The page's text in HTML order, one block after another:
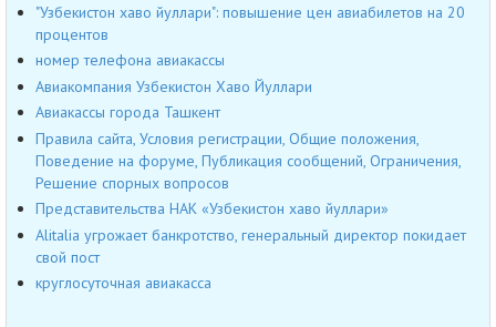
"Узбекистон хаво йуллари": повышение цен авиабилетов на 20
процентов
номер телефона авиакассы
Авиакомпания Узбекистон Хаво Йуллари
Авиакассы города Ташкент
Правила сайта, Условия регистрации, Общие положения,
Поведение на форуме, Публикация сообщений, Ограничения,
Решение спорных вопросов
Представительства НАК «Узбекистон хаво йуллари»
Alitalia угрожает банкротство, генеральный директор покидает
свой пост
круглосуточная авиакасса